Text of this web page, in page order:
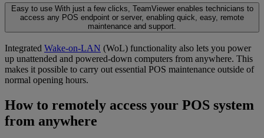
Easy to use With just a few clicks, TeamViewer enables technicians to
access any POS endpoint or server, enabling quick, easy, remote
maintenance and support.
Integrated Wake-on-LAN (WoL) functionality also lets you power
up unattended and powered-down computers from anywhere. This
makes it possible to carry out essential POS maintenance outside of
normal opening hours.
How to remotely access your POS system
from anywhere